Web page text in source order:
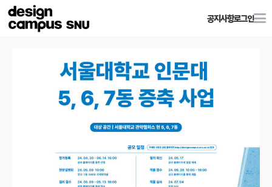
공지사항로그인